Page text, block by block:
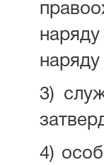
наряду
3)
4)